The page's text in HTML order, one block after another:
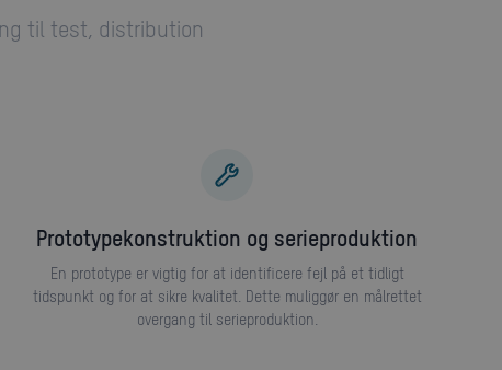
til test, distribution
Prototypekonstruktion og serieproduktion
En prototype er vigtig for at identificere fejl på et tidligt
tidspunkt og for at sikre kvalitet. Dette muliggør en målrettet
overgang til serieproduktion.